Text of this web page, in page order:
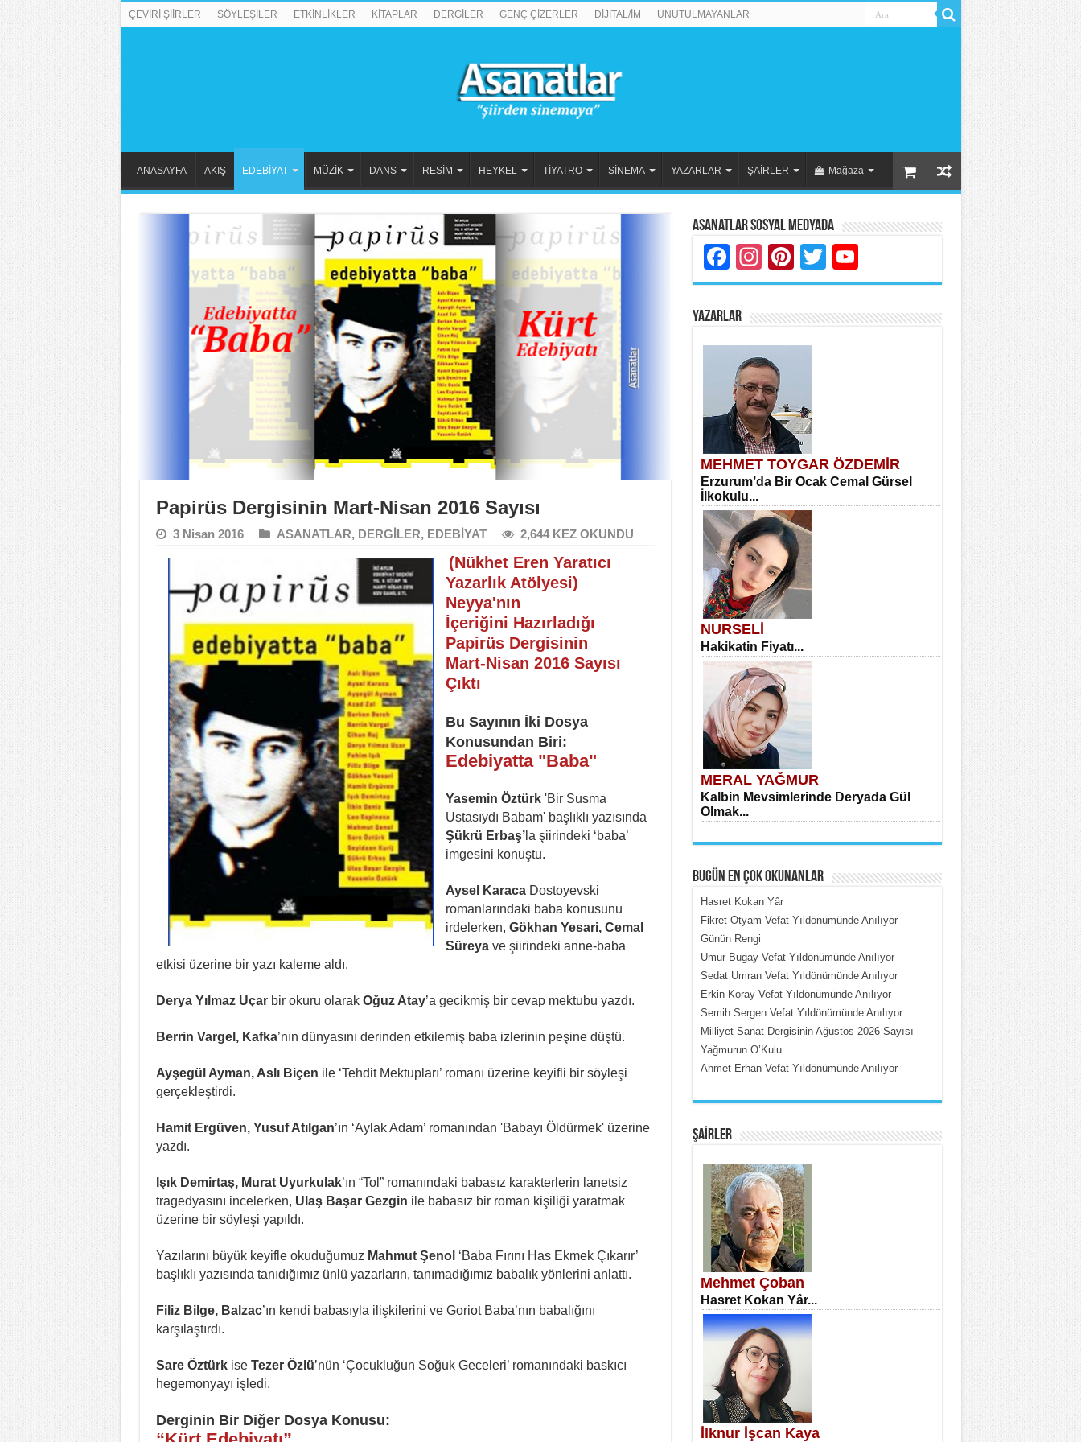
ÇEVİRİ ŞİİRLER SÖYLEŞİLER ETKİNLİKLER KİTAPLAR DERGİLER GENÇ ÇİZERLER DİJİTAL/İM UNUTULMAYANLAR
ANASAYFA AKIŞ EDEBİYAT MÜZİK DANS RESİM HEYKEL TİYATRO SİNEMA YAZARLAR ŞAİRLER Mağaza
Papirüs Dergisinin Mart-Nisan 2016 Sayısı
3 Nisan 2016 ASANATLAR, DERGİLER, EDEBİYAT 2,644 KEZ OKUNDU
(Nükhet Eren Yaratıcı
Yazarlık Atölyesi)
Neyya'nın
İçeriğini Hazırladığı
Papirüs Dergisinin
Mart-Nisan 2016 Sayısı
Çıktı
Bu Sayının İki Dosya
Konusundan Biri:
Edebiyatta "Baba"
Yasemin Öztürk'Bir Susma
Ustasıydı Babam' başlıklı yazısında
Şükrü Erbaş’la şiirindeki ‘baba’
imgesini konuştu.
Aysel KaracaDostoyevski
romanlarındaki baba konusunu
irdelerken, Gökhan Yesari, Cemal
Süreyave şiirindeki anne-baba
etkisi üzerine bir yazı kaleme aldı.
Derya Yılmaz Uçarbir okuru olarak Oğuz Atay’a gecikmiş bir cevap mektubu yazdı.
Berrin Vargel, Kafka’nın dünyasını derinden etkilemiş baba izlerinin peşine düştü.
Ayşegül Ayman, Aslı Biçen ile ‘Tehdit Mektupları’ romanı üzerine keyifli bir söyleşi
gerçekleştirdi.
Hamit Ergüven, Yusuf Atılgan’ın ‘Aylak Adam’ romanından 'Babayı Öldürmek' üzerine
yazdı.
Işık Demirtaş, Murat Uyurkulak’ın “Tol” romanındaki babasız karakterlerin lanetsiz
tragedyasını incelerken, Ulaş Başar Gezgin ile babasız bir roman kişiliği yaratmak
üzerine bir söyleşi yapıldı.
Yazılarını büyük keyifle okuduğumuz Mahmut Şenol ‘Baba Fırını Has Ekmek Çıkarır’
başlıklı yazısında tanıdığımız ünlü yazarların, tanımadığımız babalık yönlerini anlattı.
Filiz Bilge, Balzac’ın kendi babasıyla ilişkilerini ve Goriot Baba’nın babalığını
karşılaştırdı.
Sare Öztürkise Tezer Özlü’nün ‘Çocukluğun Soğuk Geceleri’ romanındaki baskıcı
hegemonyayı işledi.
Derginin Bir Diğer Dosya Konusu:
Asanatlar Sosyal Medyada
Facebook
Instagram
Pinterest
Twitter
YAZARLAR
MEHMET TOYGAR ÖZDEMİR
Erzurum’da Bir Ocak Cemal Gürsel
İlkokulu...
NURSELİ
Hakikatin Fiyatı...
MERAL YAĞMUR
Kalbin Mevsimlerinde Deryada Gül
Olmak...
MEHMET ÇOBAN
İçerdeki Put Dışardaki Maskeler...
SATILMIŞ ÜMİT ÇETİNKAYA
Erkenlik...
NECLA DİLEK ARSLAN
Öğretmenler Günü Mahkemesi...
BUGÜN EN ÇOK OKUNANLAR
Hasret Kokan Yâr
Fikret Otyam Vefat Yıldönümünde Anılıyor
Günün Rengi
Umur Bugay Vefat Yıldönümünde Anılıyor
Sedat Umran Vefat Yıldönümünde Anılıyor
Erkin Koray Vefat Yıldönümünde Anılıyor
Semih Sergen Vefat Yıldönümünde Anılıyor
Milliyet Sanat Dergisinin Ağustos 2026 Sayısı
Yağmurun O’Kulu
Ahmet Erhan Vefat Yıldönümünde Anılıyor
ŞAİRLER
Mehmet Çoban
Hasret Kokan Yâr...
İlknur İşcan Kaya